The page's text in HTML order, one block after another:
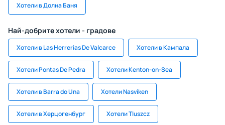
Хотели в Долна Баня
Най-добрите хотели - градове
Хотели в Las Herrerias De Valcarce Хотели в Кампала
Хотели Pontas De Pedra Хотели Kenton-on-Sea
Хотели в Barra do Una Хотели Nasviken
Хотели в Херцогенбург Хотели Tluszcz